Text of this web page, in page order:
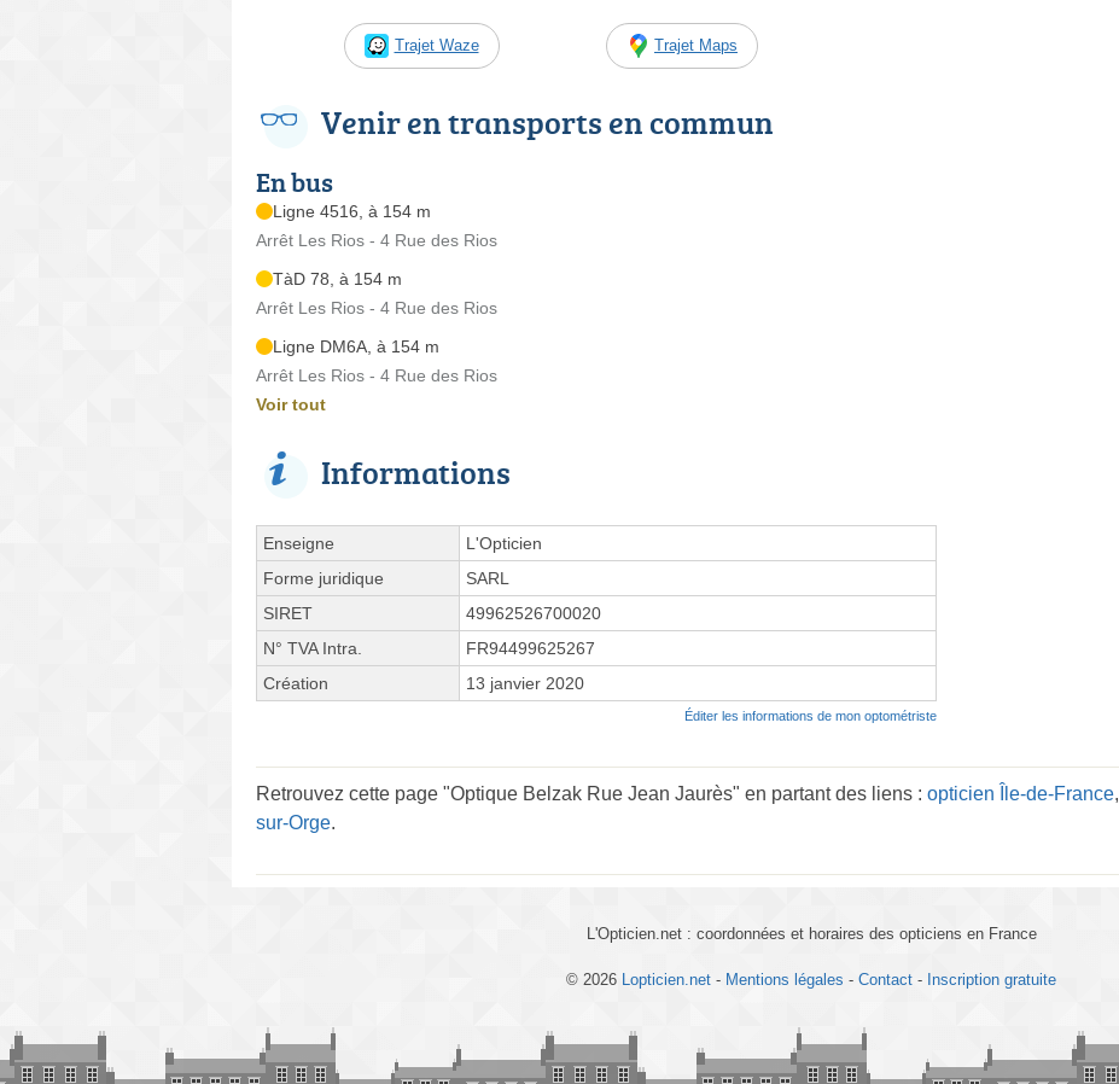
Trajet Waze Trajet Maps
Venir en transports en commun
En bus
Ligne 4516, à 154 m
Arrêt Les Rios - 4 Rue des Rios
TàD 78, à 154 m
Arrêt Les Rios - 4 Rue des Rios
Ligne DM6A, à 154 m
Arrêt Les Rios - 4 Rue des Rios
Voir tout
Informations
Enseigne
L'Opticien
Forme juridique
SARL
SIRET
49962526700020
N° TVA Intra.
FR94499625267
Création
13 janvier 2020
Éditer les informations de mon optométriste
Retrouvez cette page "Optique Belzak Rue Jean Jaurès" en partant des liens : opticien Île-de-France,
sur-Orge.
L'Opticien.net : coordonnées et horaires des opticiens en France
© 2026 Lopticien.net - Mentions légales - Contact - Inscription gratuite